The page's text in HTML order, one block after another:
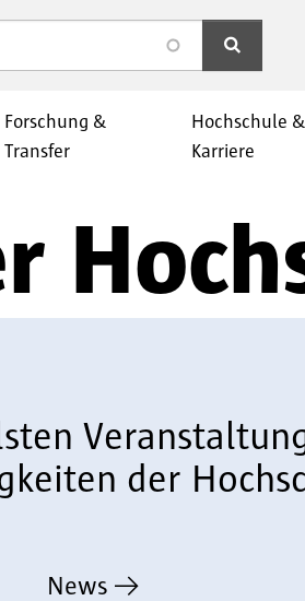
search
Forschung &
Transfer
Hochschule &
Karriere
der
News